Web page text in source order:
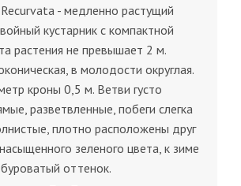
Recurvata - медленно растущий
кустарник с компактной
растения не превышает 2 м.
в молодости округлая.
кроны 0,5 м. Ветви густо
разветвленные, побеги слегка
плотно расположены друг
зеленого цвета, к зиме
оттенок.